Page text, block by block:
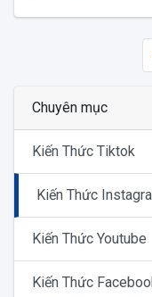
Chuyên mục
Kiến Thức Tiktok
Kiến Thức
Kiến Thức Youtube
Kiến Thức